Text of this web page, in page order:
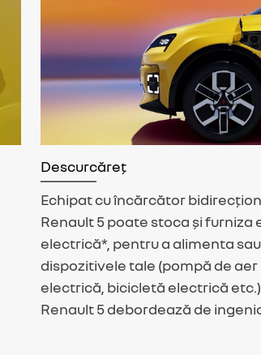
Descurcăreț
Echipat cu încărcător
Renault 5 poate stoca și furniza
electrică*, pentru a alimenta
dispozitivele tale (pompă de aer
electrică, bicicletă electrică
Renault 5 debordează de